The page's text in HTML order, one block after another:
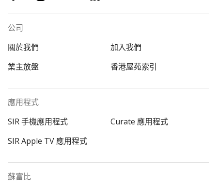
公司
關於我們
加入我們
業主放盤
香港屋苑索引
應用程式
SIR 手機應用程式
Curate 應用程式
SIR Apple TV 應用程式
蘇富比